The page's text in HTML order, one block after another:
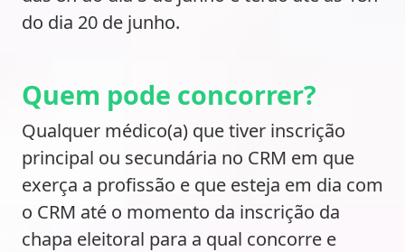
do dia 20 de junho.
Quem pode concorrer?
Qualquer médico(a) que tiver inscrição
principal ou secundária no CRM em que
exerça a profissão e que esteja em dia com
o CRM até o momento da inscrição da
chapa eleitoral para a qual concorre e